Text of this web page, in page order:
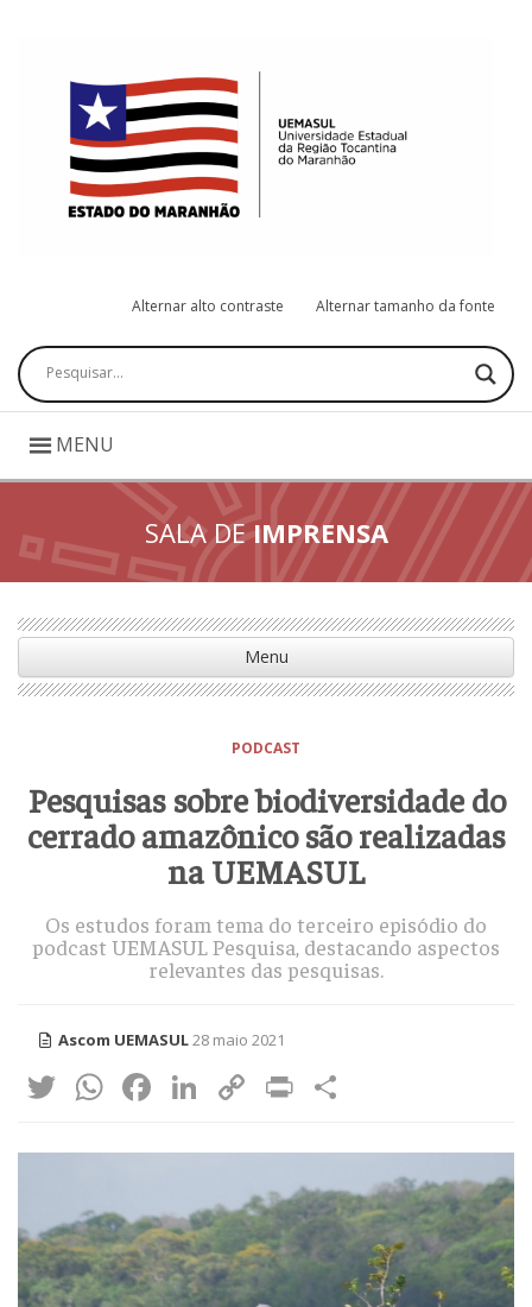
Alternar alto contraste Alternar tamanho da fonte
Pesquisar
MENU
SALA DEIMPRENSA
Menu
PODCAST
Pesquisas sobre biodiversidade do
cerrado amazônico são realizadas
na UEMASUL
Os estudos foram tema do terceiro episódio do
podcast UEMASUL Pesquisa, destacando aspectos
relevantes das pesquisas.
Ascom UEMASUL 28 maio 2021
Twitter
WhatsApp
Facebook
LinkedIn
CopyPrint